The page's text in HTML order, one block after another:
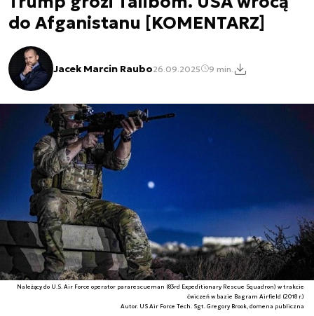
do Afganistanu [KOMENTARZ]
Jacek Marcin Raubo26.09.2025 9 min.
Należący do U.S. Air Force operator pararescueman (83rd Expeditionary Rescue Squadron) w trakcie
ćwiczeń w bazie Bagram Airfield (2018 r.)
Autor. US Air Force Tech. Sgt. Gregory Brook, domena publiczna